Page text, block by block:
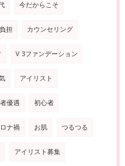
今だからこそ
負担 カウンセリング
V 3ファンデーション
アイリスト
優遇 初心者
ナ禍 お肌 つるつる
アイリスト募集